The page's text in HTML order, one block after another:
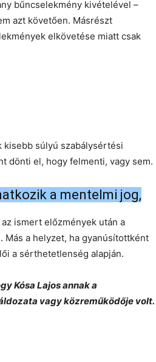
bűncselekmény kivételével –
azt követően. Másrészt
elkövetése miatt csak
kisebb súlyú szabálysértési
dönti el, hogy felmenti, vagy sem.
a mentelmi jog,
az ismert előzmények után a
Más a helyzet, ha gyanúsítottként
a sérthetetlenség alapján.
Kósa Lajos annak a
vagy közreműködője volt.